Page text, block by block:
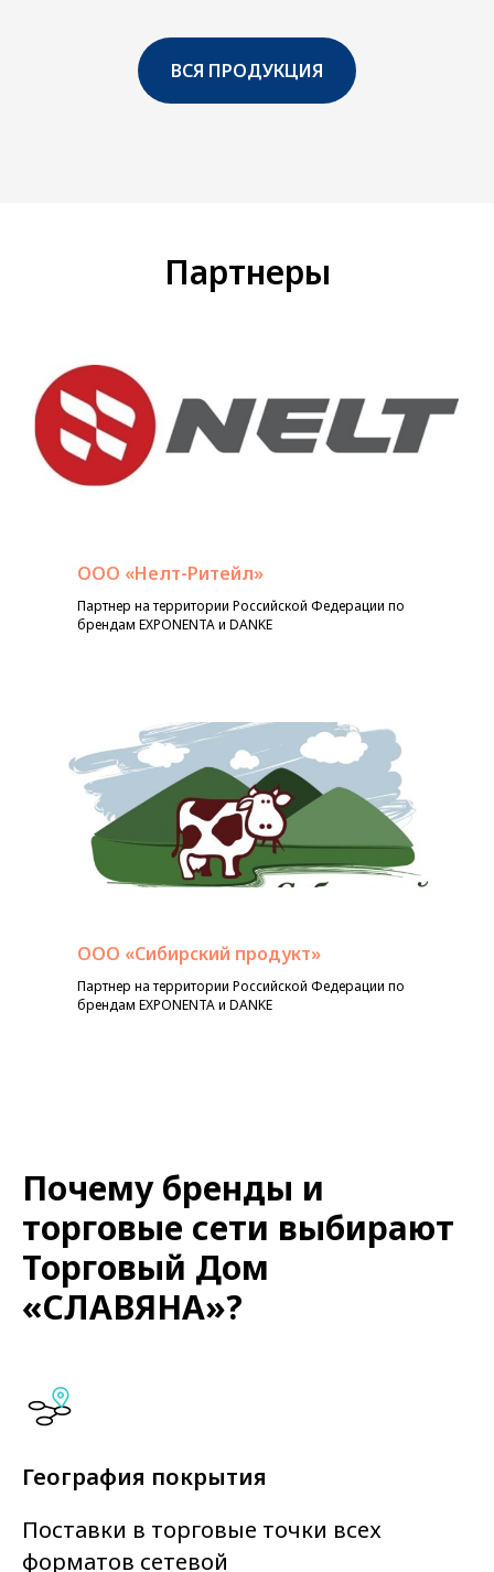
ВСЯ ПРОДУКЦИЯ
Партнеры
ООО «Нелт-Ритейл»
Партнер на территории Российской Федерации по
брендам EXPONENTA и DANKE
ООО «Сибирский продукт»
Партнер на территории Российской Федерации по
брендам EXPONENTA и DANKE
Почему бренды и
торговые сети выбирают
Торговый Дом
«СЛАВЯНА»?
География покрытия
Поставки в торговые точки всех
форматов сетевой